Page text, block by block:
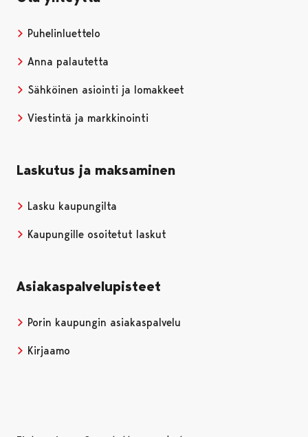
Puhelinluettelo
Anna palautetta
Sähköinen asiointi ja lomakkeet
Viestintä ja markkinointi
Laskutus ja maksaminen
Lasku kaupungilta
Kaupungille osoitetut laskut
Asiakaspalvelupisteet
Porin kaupungin asiakaspalvelu
Kirjaamo